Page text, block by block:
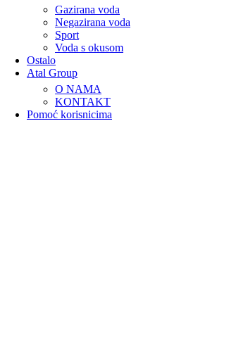
Gazirana voda
Negazirana voda
Sport
Voda s okusom
Ostalo
Atal Group
O NAMA
KONTAKT
Pomoć korisnicima